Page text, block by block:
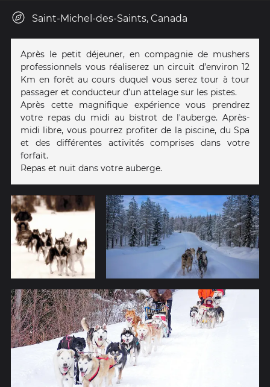
Saint-Michel-des-Saints, Canada
Après le petit déjeuner, en compagnie de mushers
professionnels vous réaliserez un circuit d’environ 12
Km en forêt au cours duquel vous serez tour à tour
passager et conducteur d’un attelage sur les pistes.
Après cette magnifique expérience vous prendrez
votre repas du midi au bistrot de l'auberge. Après-
midi libre, vous pourrez profiter de la piscine, du Spa
et des différentes activités comprises dans votre
forfait.
Repas et nuit dans votre auberge.